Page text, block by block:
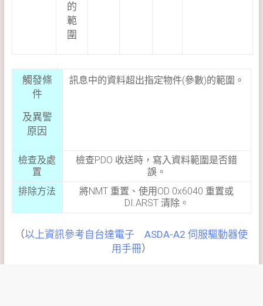
的
範
圍
觸發條
件
及異警
原因
訊息中的資料超出指定物件(參數)的範圍。
檢查及處
置
檢查PDO 收送時，寫入資料範圍是否錯
誤。
排除方法
將NMT 重置、使用OD 0x6040 重置或
DI.ARST 清除。
（以上資訊參考自台達電子 ASDA-A2 伺服驅動器使
用手冊）